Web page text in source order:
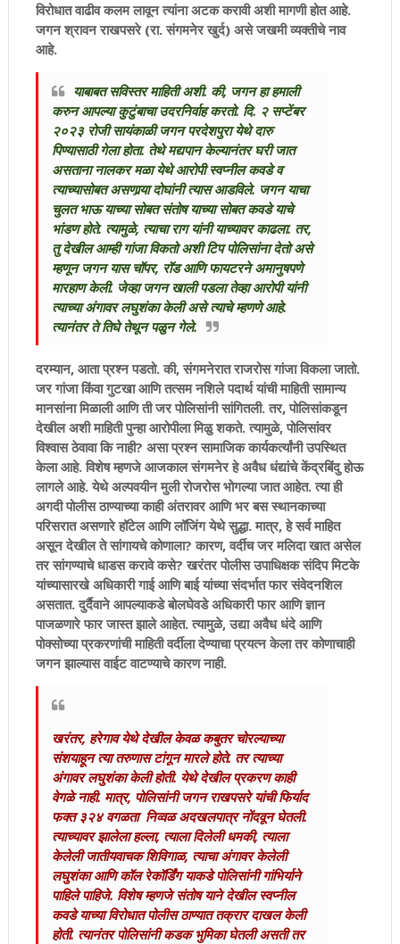
विरोधात वाढीव कलम लावून त्यांना अटक करावी अशी मागणी होत आहे.
जगन श्रावन राखपसरे (रा. संगमनेर खुर्द) असे जखमी व्यक्तीचे नाव
आहे.
याबाबत सविस्तर माहिती अशी. की, जगन हा हमाली
करुन आपल्या कुटुंबाचा उदरनिर्वाह करतो. दि. २ सप्टेंबर
२०२३ रोजी सायंकाळी जगन परदेशपुरा येथे दारु
पिण्यासाठी गेला होता. तेथे मद्यपान केल्यानंतर घरी जात
असताना नालकर मळा येथे आरोपी स्वप्नील कवडे व
त्याच्यासोबत असणार्‍या दोघांनी त्यास आडविले. जगन याचा
चुलत भाऊ याच्या सोबत संतोष याच्या सोबत कवडे याचे
भांडण होते. त्यामुळे, त्याचा राग यांनी याच्यावर काढला. तर,
तु देखील आम्ही गांजा विकतो अशी टिप पोलिसांना देतो असे
म्हणून जगन यास चॉपर, रॉड आणि फायटरने अमानुषपणे
मारहाण केली. जेव्हा जगन खाली पडला तेव्हा आरोपी यांनी
त्याच्या अंगावर लघुशंका केली असे त्याचे म्हणणे आहे.
त्यानंतर ते तिघे तेथून पळुन गेले.
दरम्यान, आता प्रश्‍न पडतो. की, संगमनेरात राजरोस गांजा विकला जातो.
जर गांजा किंवा गुटखा आणि तत्सम नशिले पदार्थ यांची माहिती सामान्य
मानसांना मिळाली आणि ती जर पोलिसांनी सांगितली. तर, पोलिसांकडून
देखील अशी माहिती पुन्हा आरोपीला मिळु शकते. त्यामुळे, पोलिसांवर
विश्‍वास ठेवावा कि नाही? असा प्रश्‍न सामाजिक कार्यकर्त्यांनी उपस्थित
केला आहे. विशेष म्हणजे आजकाल संगमनेर हे अवैध धंद्यांचे केंद्रबिंदु होऊ
लागले आहे. येथे अल्पवयीन मुली रोजरोस भोगल्या जात आहेत. त्या ही
अगदी पोलीस ठाण्याच्या काही अंतरावर आणि भर बस स्थानकाच्या
परिसरात असणारे हॉटेल आणि लॉजिंग येथे सुद्धा. मात्र, हे सर्व माहित
असून देखील ते सांगायचे कोणाला? कारण, वर्दीच जर मलिदा खात असेल
तर सांगण्याचे धाडस करावे कसे? खरंतर पोलीस उपाधिक्षक संदिप मिटके
यांच्यासारखे अधिकारी गाई आणि बाई यांच्या संदर्भात फार संवेदनशिल
असतात. दुर्दैवाने आपल्याकडे बोलघेवडे अधिकारी फार आणि ज्ञान
पाजळणारे फार जास्त झाले आहेत. त्यामुळे, उद्या अवैध धंदे आणि
पोक्सोच्या प्रकरणांची माहिती वर्दीला देण्याचा प्रयत्न केला तर कोणाचाही
जगन झाल्यास वाईट वाटण्याचे कारण नाही.
खरंतर, हरेगाव येथे देखील केवळ कबुतर चोरल्याच्या
संशयाहून त्या तरुणास टांगून मारले होते. तर त्याच्या
अंगावर लघुशंका केली होती. येथे देखील प्रकरण काही
वेगळे नाही. मात्र, पोलिसांनी जगन राखपसरे यांची फिर्याद
फक्त ३२४ वगळता निव्वळ अदखलपात्र नोंदवून घेतली.
त्याच्यावर झालेला हल्ला, त्याला दिलेली धमकी, त्याला
केलेली जातीयवाचक शिविगाळ, त्याचा अंगावर केलेली
लघुशंका आणि कॉल रेकॉर्डिंग याकडे पोलिसांनी गांभिर्याने
पाहिले पाहिजे. विशेष म्हणजे संतोष याने देखील स्वप्नील
कवडे याच्या विरोधात पोलीस ठाण्यात तक्रार दाखल केली
होती. त्यानंतर पोलिसांनी कडक भुमिका घेतली असती तर